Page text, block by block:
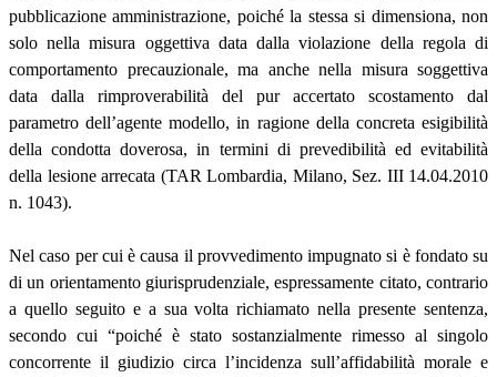
pubblicazione amministrazione, poiché la stessa si dimensiona, non
solo nella misura oggettiva data dalla violazione della regola di
comportamento precauzionale, ma anche nella misura soggettiva
data dalla rimproverabilità del pur accertato scostamento dal
parametro dell’agente modello, in ragione della concreta esigibilità
della condotta doverosa, in termini di prevedibilità ed evitabilità
della lesione arrecata (TAR Lombardia, Milano, Sez. III 14.04.2010
n. 1043).
Nel caso per cui è causa il provvedimento impugnato si è fondato su
di un orientamento giurisprudenziale, espressamente citato, contrario
a quello seguito e a sua volta richiamato nella presente sentenza,
secondo cui “poiché è stato sostanzialmente rimesso al singolo
concorrente il giudizio circa l’incidenza sull’affidabilità morale e